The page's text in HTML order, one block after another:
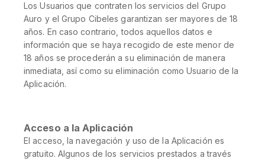
Los Usuarios que contraten los servicios del Grupo
Auro y el Grupo Cibeles garantizan ser mayores de 18
años. En caso contrario, todos aquellos datos e
información que se haya recogido de este menor de
18 años se procederán a su eliminación de manera
inmediata, así como su eliminación como Usuario de la
Aplicación.
Acceso a la Aplicación
El acceso, la navegación y uso de la Aplicación es
gratuito. Algunos de los servicios prestados a través